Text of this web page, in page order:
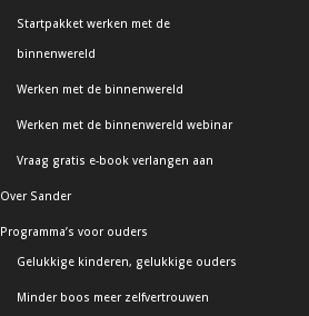
Startpakket werken met de
binnenwereld
Werken met de binnenwereld
Werken met de binnenwereld webinar
Vraag gratis e-book verlangen aan
Over Sander
Programma’s voor ouders
Gelukkige kinderen, gelukkige ouders
Minder boos meer zelfvertrouwen